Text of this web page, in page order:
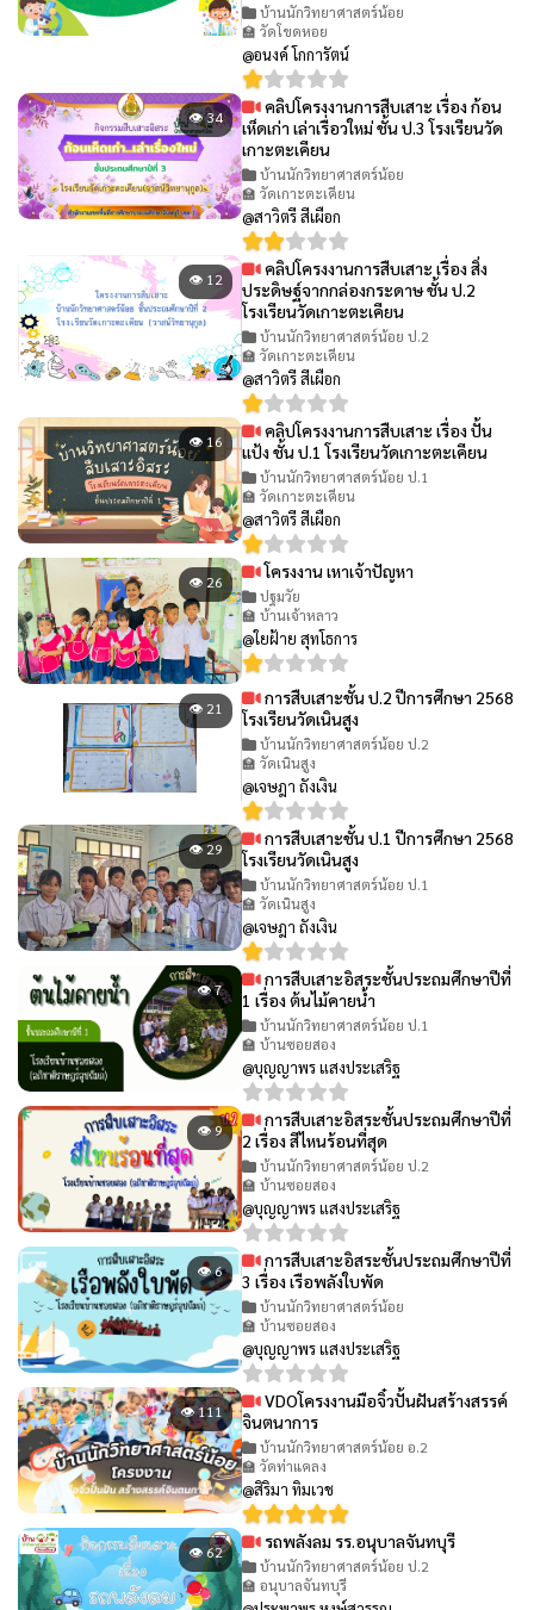
บ้านนักวิทยาศาสตร์น้อย
🏫 วัดโขดหอย
@อนงค์ โกการัตน์
👁 34
คลิปโครงงานการสืบเสาะ เรื่อง ก้อน
เห็ดเก่า เล่าเรื่อวใหม่ ชั้น ป.3 โรงเรียนวัด
เกาะตะเคียน
บ้านนักวิทยาศาสตร์น้อย
🏫 วัดเกาะตะเคียน
@สาวิตรี สีเผือก
👁 12
คลิปโครงงานการสืบเสาะ เรื่อง สิ่ง
ประดิษฐ์จากกล่องกระดาษ ชั้น ป.2
โรงเรียนวัดเกาะตะเคียน
บ้านนักวิทยาศาสตร์น้อย ป.2
🏫 วัดเกาะตะเคียน
@สาวิตรี สีเผือก
👁 16
คลิปโครงงานการสืบเสาะ เรื่อง ปั้น
แป้ง ชั้น ป.1 โรงเรียนวัดเกาะตะเคียน
บ้านนักวิทยาศาสตร์น้อย ป.1
🏫 วัดเกาะตะเคียน
@สาวิตรี สีเผือก
👁 26 โครงงาน เหาเจ้าปัญหา
ปฐมวัย
🏫 บ้านเจ้าหลาว
@ใยฝ้าย สุทโธการ
👁 21
การสืบเสาะชั้น ป.2 ปีการศึกษา 2568
โรงเรียนวัดเนินสูง
บ้านนักวิทยาศาสตร์น้อย ป.2
🏫 วัดเนินสูง
@เจษฎา ถังเงิน
👁 29
การสืบเสาะชั้น ป.1 ปีการศึกษา 2568
โรงเรียนวัดเนินสูง
บ้านนักวิทยาศาสตร์น้อย ป.1
🏫 วัดเนินสูง
@เจษฎา ถังเงิน
👁 7
การสืบเสาะอิสระชั้นประถมศึกษาปีที่
1 เรื่อง ต้นไม้คายน้ำ
บ้านนักวิทยาศาสตร์น้อย ป.1
🏫 บ้านซอยสอง
@บุญญาพร แสงประเสริฐ
👁 9
การสืบเสาะอิสระชั้นประถมศึกษาปีที่
2 เรื่อง สีไหนร้อนที่สุด
บ้านนักวิทยาศาสตร์น้อย ป.2
🏫 บ้านซอยสอง
@บุญญาพร แสงประเสริฐ
👁 6
การสืบเสาะอิสระชั้นประถมศึกษาปีที่
3 เรื่อง เรือพลังใบพัด
บ้านนักวิทยาศาสตร์น้อย
🏫 บ้านซอยสอง
@บุญญาพร แสงประเสริฐ
👁 111
VDOโครงงานมือจิ๋วปั้นฝันสร้างสรรค์
จินตนาการ
บ้านนักวิทยาศาสตร์น้อย อ.2
🏫 วัดท่าแคลง
@สิริมา ทิมเวช
👁 62 รถพลังลม รร.อนุบาลจันทบุรี
บ้านนักวิทยาศาสตร์น้อย ป.2
🏫 อนุบาลจันทบุรี